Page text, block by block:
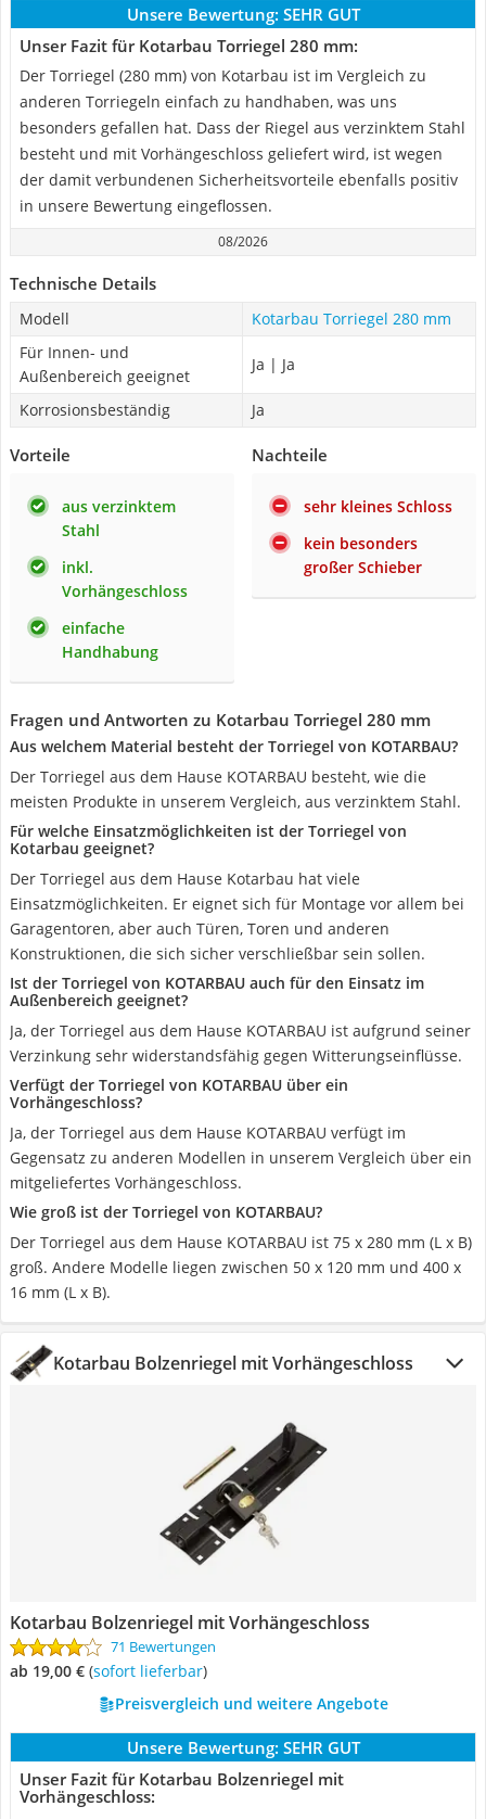
Unsere Bewertung: SEHR GUT
Unser Fazit für Kotarbau Torriegel 280 mm:
Der Torriegel (280 mm) von Kotarbau ist im Vergleich zu
anderen Torriegeln einfach zu handhaben, was uns
besonders gefallen hat. Dass der Riegel aus verzinktem Stahl
besteht und mit Vorhängeschloss geliefert wird, ist wegen
der damit verbundenen Sicherheitsvorteile ebenfalls positiv
in unsere Bewertung eingeflossen.
08/2026
Technische Details
Modell
Kotarbau Torriegel 280 mm
Für Innen- und
Außenbereich geeignet
Ja | Ja
Korrosionsbeständig Ja
Vorteile
aus verzinktem
Stahl
inkl.
Vorhängeschloss
einfache
Handhabung
Nachteile
sehr kleines Schloss
kein besonders
großer Schieber
Fragen und Antworten zu Kotarbau Torriegel 280 mm
Aus welchem Material besteht der Torriegel von KOTARBAU?
Der Torriegel aus dem Hause KOTARBAU besteht, wie die
meisten Produkte in unserem Vergleich, aus verzinktem Stahl.
Für welche Einsatzmöglichkeiten ist der Torriegel von
Kotarbau geeignet?
Der Torriegel aus dem Hause Kotarbau hat viele
Einsatzmöglichkeiten. Er eignet sich für Montage vor allem bei
Garagentoren, aber auch Türen, Toren und anderen
Konstruktionen, die sich sicher verschließbar sein sollen.
Ist der Torriegel von KOTARBAU auch für den Einsatz im
Außenbereich geeignet?
Ja, der Torriegel aus dem Hause KOTARBAU ist aufgrund seiner
Verzinkung sehr widerstandsfähig gegen Witterungseinflüsse.
Verfügt der Torriegel von KOTARBAU über ein
Vorhängeschloss?
Ja, der Torriegel aus dem Hause KOTARBAU verfügt im
Gegensatz zu anderen Modellen in unserem Vergleich über ein
mitgeliefertes Vorhängeschloss.
Wie groß ist der Torriegel von KOTARBAU?
Der Torriegel aus dem Hause KOTARBAU ist 75 x 280 mm (L x B)
groß. Andere Modelle liegen zwischen 50 x 120 mm und 400 x
16 mm (L x B).
Kotarbau Bolzenriegel mit Vorhängeschloss
Kotarbau Bolzenriegel mit Vorhängeschloss
71 Bewertungen
ab 19,00 € ( Sofort lieferbar)
Preisvergleich und weitere Angebote
Unsere Bewertung: SEHR GUT
Unser Fazit für Kotarbau Bolzenriegel mit
Vorhängeschloss: